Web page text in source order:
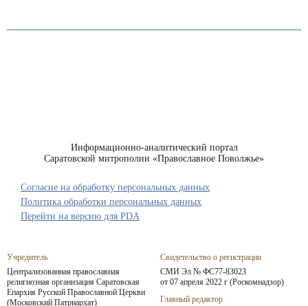
Информационно-аналитический портал
Саратовской митрополии «Православное Поволжье»
Учредитель
Централизованная православная
религиозная организация Саратовская
Епархия Русской Православной Церкви
(Московский Патриархат)
Свидетельство о регистрации
СМИ Эл № ФС77-83023
от 07 апреля 2022 г (Роскомнадзор)
Главный редактор
Согласие на обработку персональных данных
Политика обработки персональных данных
Перейти на версию для PDA